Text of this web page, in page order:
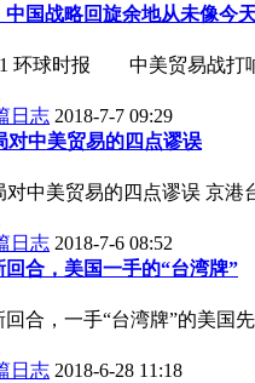
国战略回旋余地从未像今
环球时报 中美贸易战打
日志 2018-7-7 09:29
对中美贸易的四点谬误
对中美贸易的四点谬误 京
日志 2018-7-6 08:52
合，美国一手的“台湾牌”
合，一手“台湾牌”的美国
日志 2018-6-28 11:18